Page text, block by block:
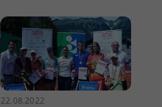
22.08.2022